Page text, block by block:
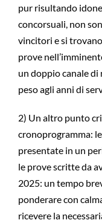
pur risultando
concorsuali, non
vincitori e si
prove
un doppio canale
peso agli anni di
2) Un altro punto
cronoprogramma:
presentate in un
le prove scritte da
2025: un tempo
ponderare con
ricevere la